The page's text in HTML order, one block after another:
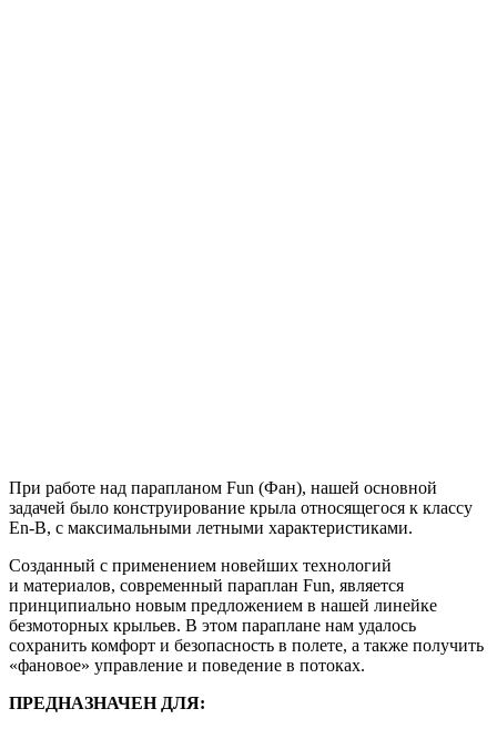
При работе над парапланом Fun (Фан), нашей основной
задачей было конструирование крыла относящегося к классу
En-B, с максимальными летными характеристиками.
Созданный с применением новейших технологий
и материалов, современный параплан Fun, является
принципиально новым предложением в нашей линейке
безмоторных крыльев. В этом параплане нам удалось
сохранить комфорт и безопасность в полете, а также получить
«фановое» управление и поведение в потоках.
ПРЕДНАЗНАЧЕН ДЛЯ: